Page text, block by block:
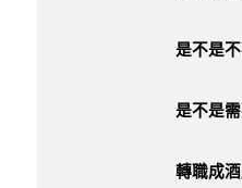
是不是
是不是
轉職成